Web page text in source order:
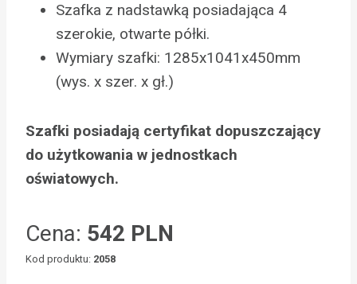
Szafka z nadstawką posiadająca 4
szerokie, otwarte półki.
Wymiary szafki: 1285x1041x450mm
(wys. x szer. x gł.)
Szafki posiadają certyfikat dopuszczający
do użytkowania w jednostkach
oświatowych.
Cena: 542 PLN
Kod produktu: 2058